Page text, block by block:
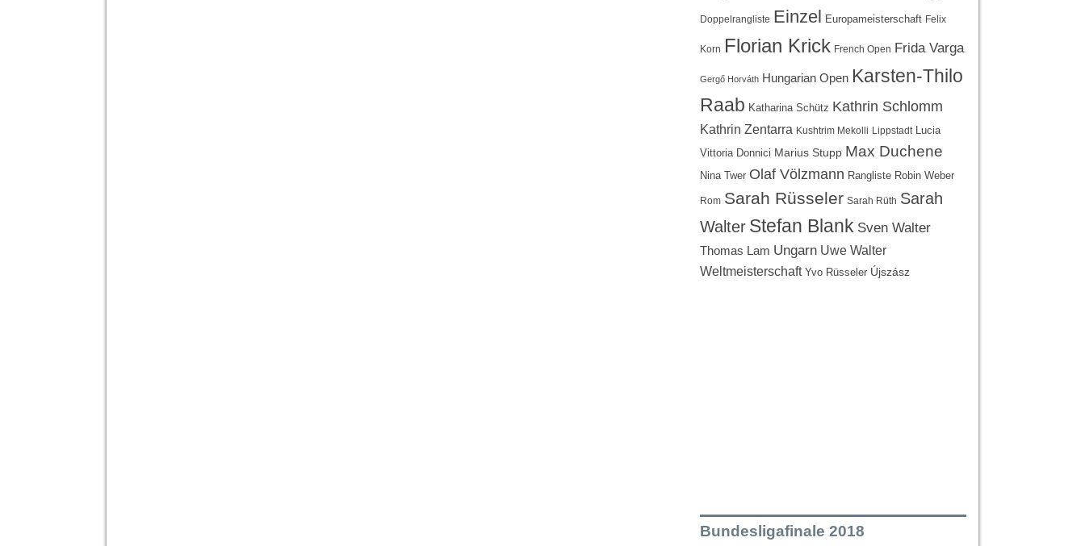
Doppelrangliste Einzel Europameisterschaft Felix
Korn Florian Krick French Open Frida Varga
Gergő Horváth Hungarian Open Karsten-Thilo
Raab Katharina Schütz Kathrin Schlomm
Kathrin Zentarra Kushtrim Mekolli Lippstadt
Lucia
Vittoria Donnici Marius Stupp Max Duchene
Nina Twer Olaf Völzmann Rangliste Robin Weber
Rom Sarah Rüsseler Sarah Rüth Sarah
Walter Stefan Blank Sven Walter
Thomas Lam Ungarn Uwe Walter
Weltmeisterschaft Yvo Rüsseler Újszász
Bundesligafinale 2018